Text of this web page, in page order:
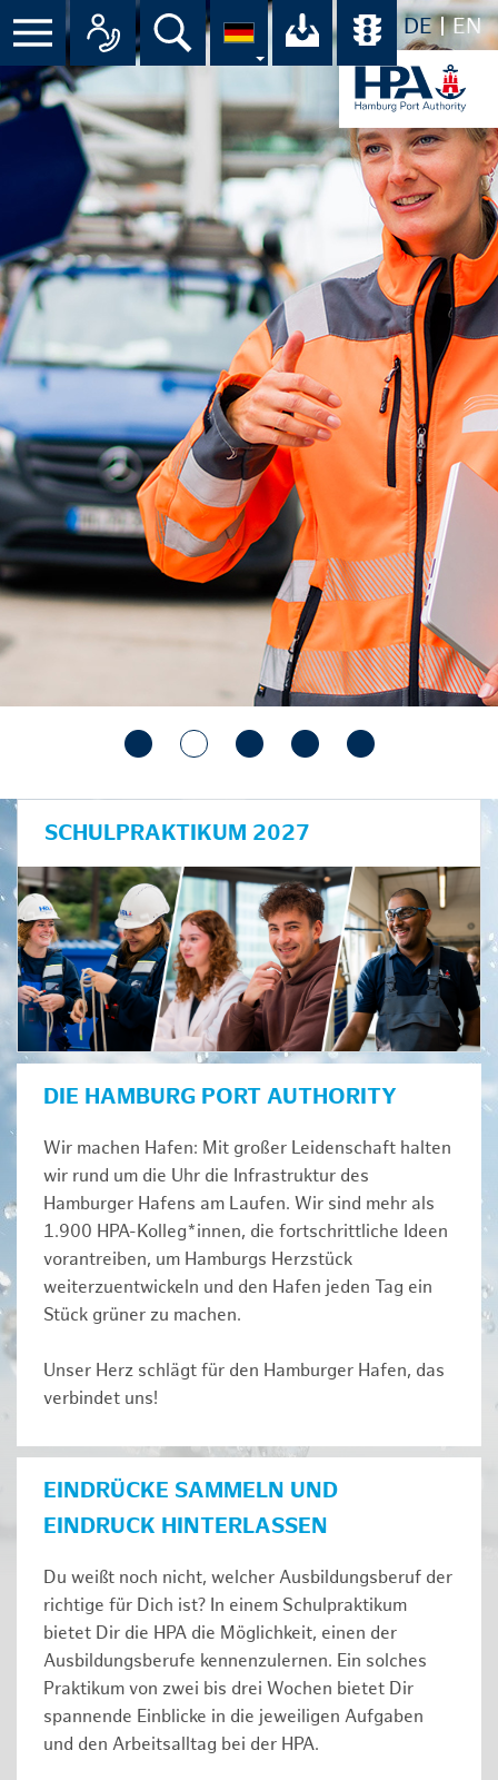
DE EN
Suche Ihr Download-
SCHULPRAKTIKUM 2027
DIE HAMBURG PORT AUTHORITY
Wir machen Hafen: Mit großer Leidenschaft halten
wir rund um die Uhr die Infrastruktur des
Hamburger Hafens am Laufen. Wir sind mehr als
1.900 HPA-Kolleg*innen, die fortschrittliche Ideen
vorantreiben, um Hamburgs Herzstück
weiterzuentwickeln und den Hafen jeden Tag ein
Stück grüner zu machen.
Unser Herz schlägt für den Hamburger Hafen, das
verbindet uns!
EINDRÜCKE SAMMELN UND
EINDRUCK HINTERLASSEN
Du weißt noch nicht, welcher Ausbildungsberuf der
richtige für Dich ist? In einem Schulpraktikum
bietet Dir die HPA die Möglichkeit, einen der
Ausbildungsberufe kennenzulernen. Ein solches
Prak­ti­kum von zwei bis drei Wochen bie­tet Dir
span­nen­de Ein­bli­cke in die jeweiligen Aufgaben
und den Ar­beits­all­tag bei der HPA.